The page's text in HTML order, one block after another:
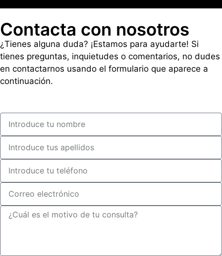
Contacta con nosotros
¿Tienes alguna duda? ¡Estamos para ayudarte! Si
tienes preguntas, inquietudes o comentarios, no dudes
en contactarnos usando el formulario que aparece a
continuación.